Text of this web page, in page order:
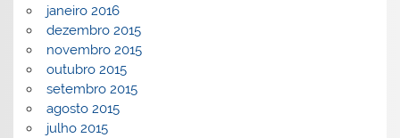
janeiro 2016
dezembro 2015
novembro 2015
outubro 2015
setembro 2015
agosto 2015
julho 2015